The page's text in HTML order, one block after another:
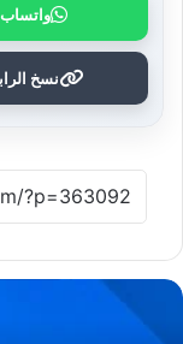
واتساب
نسخ